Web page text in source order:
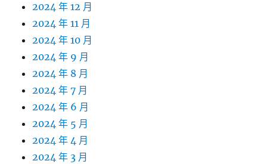
2024 年 12 月
2024 年 11 月
2024 年 10 月
2024 年 9 月
2024 年 8 月
2024 年 7 月
2024 年 6 月
2024 年 5 月
2024 年 4 月
2024 年 3 月